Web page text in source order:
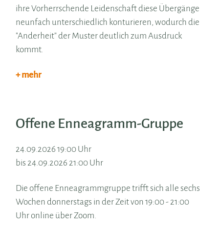
ihre Vorherrschende Leidenschaft diese Übergänge
neunfach unterschiedlich konturieren, wodurch die
"Anderheit" der Muster deutlich zum Ausdruck
kommt.
+ mehr
Offene Enneagramm-Gruppe
24.09.2026 19:00 Uhr
bis 24.09.2026 21:00 Uhr
Die offene Enneagrammgruppe trifft sich alle sechs
Wochen donnerstags in der Zeit von 19:00 - 21:00
Uhr online über Zoom.